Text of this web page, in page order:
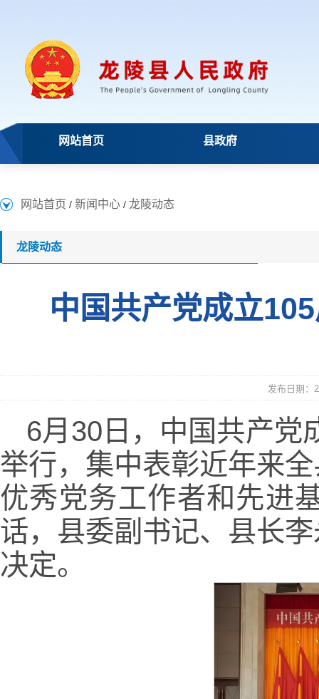
网站首页 县政府
网站首页 / 新闻中心 / 龙陵动态
龙陵动态
中国共产党成立
发布日期：
6月30日，中国共产党
举行，集中表彰近年来
优秀党务工作者和先进
话，县委副书记、县长
决定。